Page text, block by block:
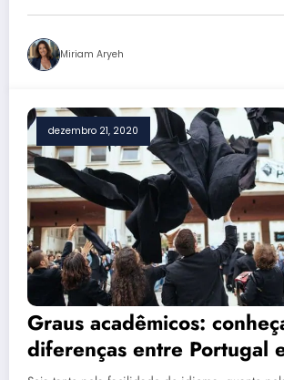
Miriam Aryeh
dezembro 21, 2020
Graus acadêmicos:
diferenças entre Portugal